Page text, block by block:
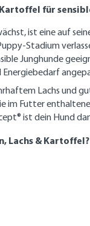
für
ist eine auf
Stadium
Junghunde
Lachs und
Futter
ist dein Hund
Lachs & Kartoffel?